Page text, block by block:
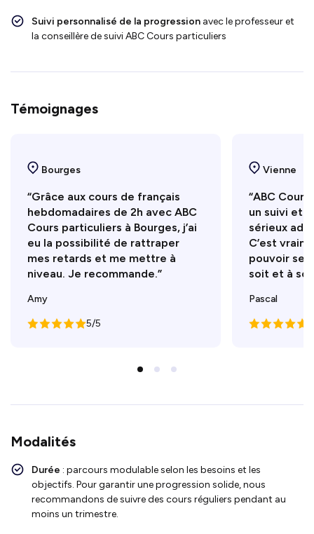
Suivi personnalisé de la progression avec le professeur et
la conseillère de suivi ABC Cours particuliers
Témoignages
Bourges
“Grâce aux cours de français
hebdomadaires de 2h avec ABC
Cours particuliers à Bourges, j’ai
eu la possibilité de rattraper
mes retards et me mettre à
niveau. Je recommande.”
Amy
5/5
Vienne
“ABC
un suivi et
sérieux
C’est
pouvoir se
soit et à
Pascal
Modalités
Durée : parcours modulable selon les besoins et les
objectifs. Pour garantir une progression solide, nous
recommandons de suivre des cours réguliers pendant au
moins un trimestre.